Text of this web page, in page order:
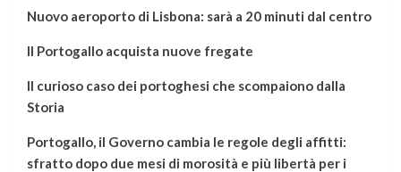
Nuovo aeroporto di Lisbona: sarà a 20 minuti dal centro
Il Portogallo acquista nuove fregate
Il curioso caso dei portoghesi che scompaiono dalla
Storia
Portogallo, il Governo cambia le regole degli affitti:
sfratto dopo due mesi di morosità e più libertà per i